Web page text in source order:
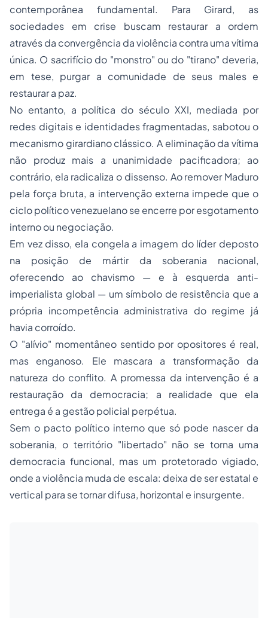
contemporânea fundamental. Para Girard, as
sociedades em crise buscam restaurar a ordem
através da convergência da violência contra uma vítima
única. O sacrifício do "monstro" ou do "tirano" deveria,
em tese, purgar a comunidade de seus males e
restaurar a paz.
No entanto, a política do século XXI, mediada por
redes digitais e identidades fragmentadas, sabotou o
mecanismo girardiano clássico. A eliminação da vítima
não produz mais a unanimidade pacificadora; ao
contrário, ela radicaliza o dissenso. Ao remover Maduro
pela força bruta, a intervenção externa impede que o
ciclo político venezuelano se encerre por esgotamento
interno ou negociação.
Em vez disso, ela congela a imagem do líder deposto
na posição de mártir da soberania nacional,
oferecendo ao chavismo — e à esquerda anti-
imperialista global — um símbolo de resistência que a
própria incompetência administrativa do regime já
havia corroído.
O "alívio" momentâneo sentido por opositores é real,
mas enganoso. Ele mascara a transformação da
natureza do conflito. A promessa da intervenção é a
restauração da democracia; a realidade que ela
entrega é a gestão policial perpétua.
Sem o pacto político interno que só pode nascer da
soberania, o território "libertado" não se torna uma
democracia funcional, mas um protetorado vigiado,
onde a violência muda de escala: deixa de ser estatal e
vertical para se tornar difusa, horizontal e insurgente.